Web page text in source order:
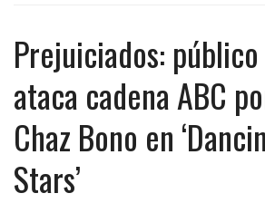
Prejuiciados: público
ataca cadena ABC
Chaz Bono en
Stars’